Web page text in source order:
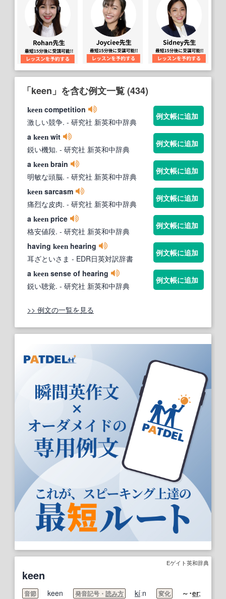
「keen」を含む例文一覧 (434)
keen competition
激しい競争. - 研究社 新英和中辞典
例文帳に追加
a keen wit
鋭い機知. - 研究社 新英和中辞典
例文帳に追加
a keen brain
明敏な頭脳. - 研究社 新英和中辞典
例文帳に追加
keen sarcasm
痛烈な皮肉. - 研究社 新英和中辞典
例文帳に追加
a keen price
格安値段. - 研究社 新英和中辞典
例文帳に追加
having keen hearing
耳ざといさま - EDR日英対訳辞書
例文帳に追加
a keen sense of hearing
鋭い聴覚. - 研究社 新英和中辞典
例文帳に追加
>> 例文の一覧を見る
Eゲイト英和辞典
keen
音節 keen 発音記号・ 読み方 kíːn 変化 ～･er;